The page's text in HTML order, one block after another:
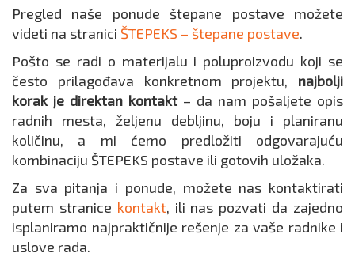
Pregled naše ponude štepane postave možete
videti na stranici ŠTEPEKS – štepane postave.
Pošto se radi o materijalu i poluproizvodu koji se
često prilagođava konkretnom projektu, najbolji
korak je direktan kontakt– da nam pošaljete opis
radnih mesta, željenu debljinu, boju i planiranu
količinu, a mi ćemo predložiti odgovarajuću
kombinaciju ŠTEPEKS postave ili gotovih uložaka.
Za sva pitanja i ponude, možete nas kontaktirati
putem stranice kontakt, ili nas pozvati da zajedno
isplaniramo najpraktičnije rešenje za vaše radnike i
uslove rada.